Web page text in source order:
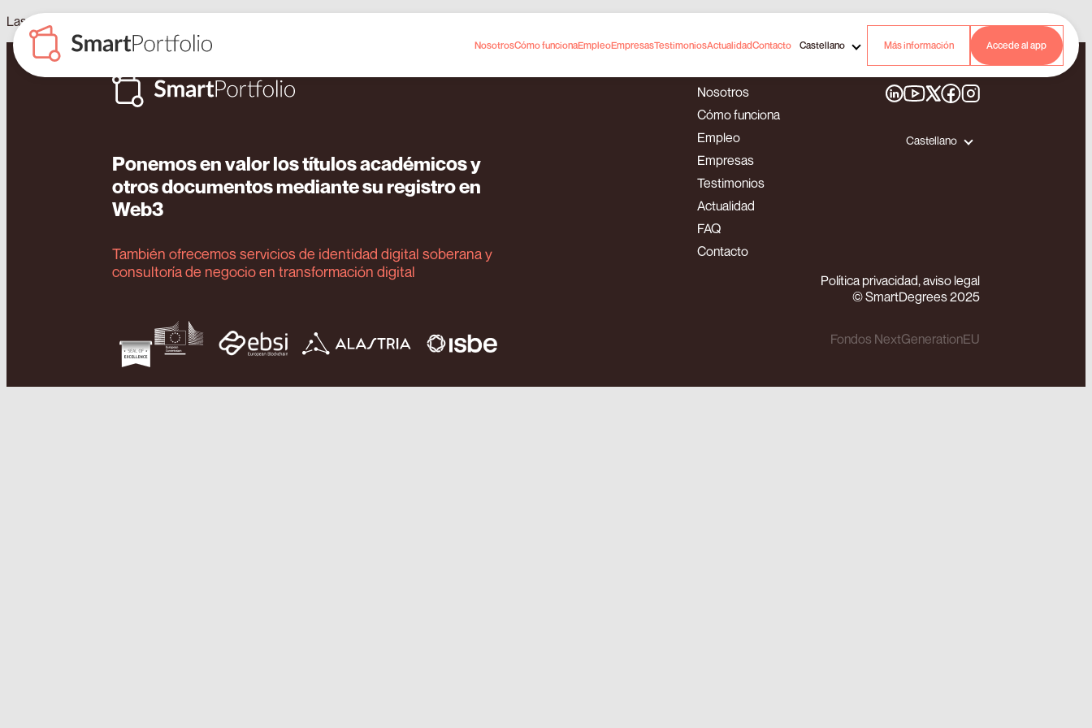
NosotrosCómo funcionaEmpleoEmpresasTestimoniosActualidadContacto Castellano Más información Accede al app
Las universidades del Caribe emitirán su pasaporte académico en blockchain con Izertis y SmartDegrees
Ponemos en valor los títulos académicos y
otros documentos mediante su registro en
Web3
También ofrecemos servicios de identidad digital soberana y
consultoría de negocio en transformación digital
Nosotros
Cómo funciona
Empleo
Empresas
Testimonios
Actualidad
FAQ
Contacto
Castellano
Política privacidad, aviso legal
© SmartDegrees 2025
Fondos NextGenerationEU